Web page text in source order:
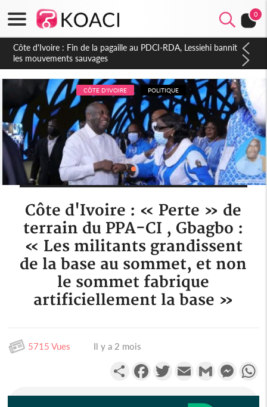
0
Côte d'Ivoire : Ouattara promet des sanctions contre les
déguerpissements illégaux
CÔTE D'IVOIRE POLITIQUE
Côte d'Ivoire : « Perte » de
terrain du PPA-CI , Gbagbo :
« Les militants grandissent
de la base au sommet, et non
le sommet fabrique
artificiellement la base »
5715 Vues Il y a 2 mois
PartagerFacebookTwitterEmail Gmail